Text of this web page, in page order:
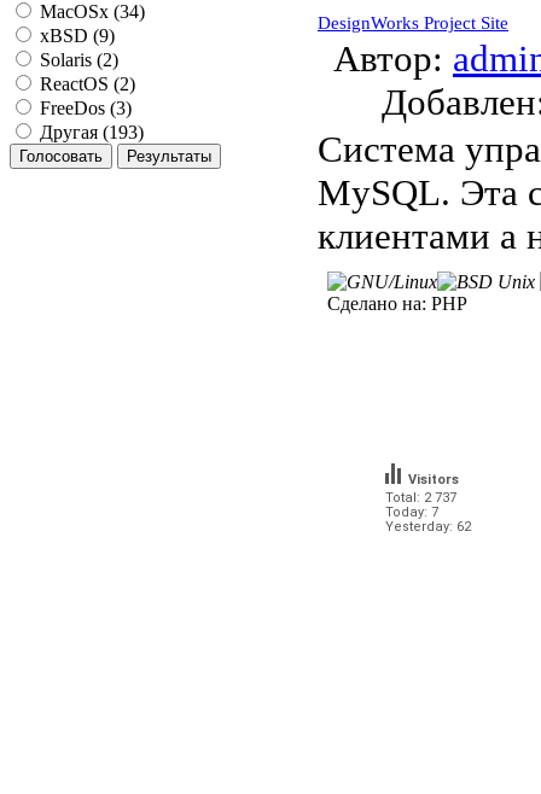
MacOSx (34)
xBSD (9)
Solaris (2)
ReactOS (2)
FreeDos (3)
Другая (193)
DesignWorks Project Site
Автор:
Система
MySQL. Эта
клиентами а
Сделано на: PHP
Total: 2 737
Today: 7
Yesterday: 62
Visitors